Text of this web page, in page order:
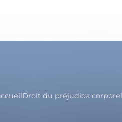
Droit du préjudice corporel